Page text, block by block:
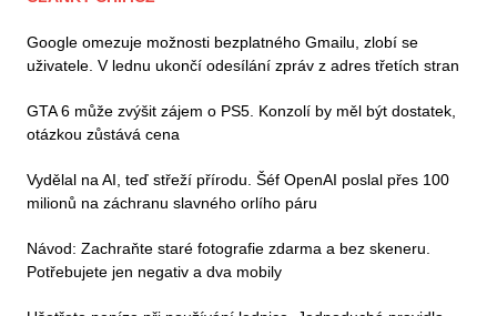
Google omezuje možnosti bezplatného Gmailu, zlobí se
uživatele. V lednu ukončí odesílání zpráv z adres třetích stran
GTA 6 může zvýšit zájem o PS5. Konzolí by měl být dostatek,
otázkou zůstává cena
Vydělal na AI, teď střeží přírodu. Šéf OpenAI poslal přes 100
milionů na záchranu slavného orlího páru
Návod: Zachraňte staré fotografie zdarma a bez skeneru.
Potřebujete jen negativ a dva mobily